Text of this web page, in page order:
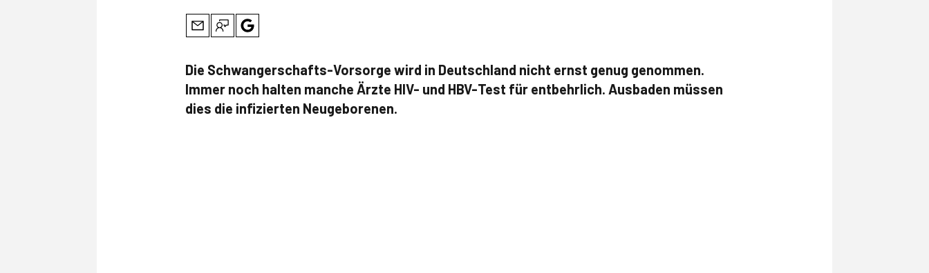
Die Schwangerschafts-Vorsorge wird in Deutschland nicht ernst genug genommen.
Immer noch halten manche Ärzte HIV- und HBV-Test für entbehrlich. Ausbaden müssen
dies die infizierten Neugeborenen.